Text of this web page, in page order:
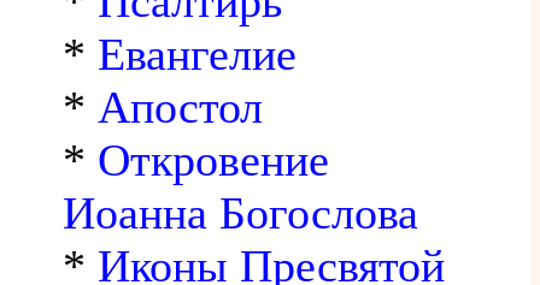
* Евангелие
* Апостол
* Откровение
Иоанна Богослова
* Иконы Пресвятой